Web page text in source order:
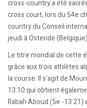
cross-country a été
cross court, lors du 54e
country du Conseil
jeudi à Ostende
Le titre mondial de cette
grâce aux trois athlètes
la course. Il s'agit de
13:10 qui obtient
Rabah Aboud (5e -